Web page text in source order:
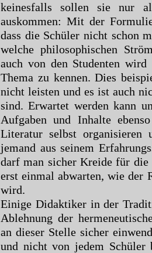
keinesfalls sollen sie nur
auskommen: Mit der
dass die Schüler nicht schon
welche philosophischen
auch von den Studenten
Thema zu kennen. Dies
nicht leisten und es ist auch
sind. Erwartet werden kann
Aufgaben und Inhalte
Literatur selbst organisieren
jemand aus seinem
darf man sicher Kreide für
erst einmal abwarten, wie der
wird.
Einige Didaktiker in der
Ablehnung der
an dieser Stelle sicher
und nicht von jedem Schüler